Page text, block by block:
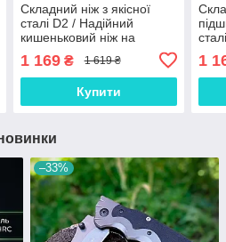
Складний ніж з якісної
сталі D2 / Надійний
кишеньковий ніж на
військового, мисливця, на
рибалку, для виживання
1 169₴ 1 619 ₴
Купити
GT-
1
–33%